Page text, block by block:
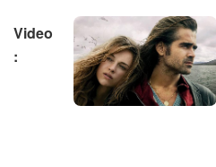
Video
: